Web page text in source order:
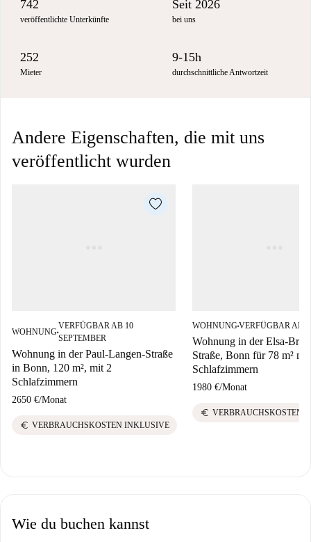
742
veröffentlichte Unterkünfte
Seit 2026
bei uns
252
Mieter
9-15h
durchschnittliche Antwortzeit
Andere Eigenschaften, die mit uns
veröffentlicht wurden
WOHNUNG■
VERFÜGBAR AB 10
SEPTEMBER
Wohnung in der Paul-Langen-Straße
in Bonn, 120 m², mit 2
Schlafzimmern
2650 €/Monat
euro VERBRAUCHSKOSTEN INKLUSIVE
WOHNUNG■VERFÜGBAR AB
Wohnung in der Elsa-
Straße, Bonn für 78 m²
Schlafzimmern
1980 €/Monat
euro VERBRAUCHSKOSTEN
Wie du buchen kannst